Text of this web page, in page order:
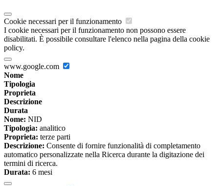
Cookie necessari per il funzionamento
I cookie necessari per il funzionamento non possono essere
disabilitati. È possibile consultare l'elenco nella pagina della cookie
policy.
www.google.com
Nome
Tipologia
Proprieta
Descrizione
Durata
Nome: NID
Tipologia: analitico
Proprieta: terze parti
Descrizione: Consente di fornire funzionalità di completamento
automatico personalizzate nella Ricerca durante la digitazione dei
termini di ricerca.
Durata: 6 mesi